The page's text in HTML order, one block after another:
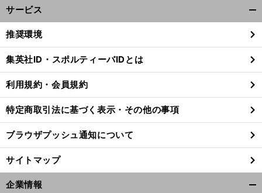
サービス
閉
る
推奨環境
集英社ID・スポルティーバIDとは
利用規約・会員規約
特定商取引法に基づく表示・その他の事項
ブラウザプッシュ通知について
サイトマップ
企業情報